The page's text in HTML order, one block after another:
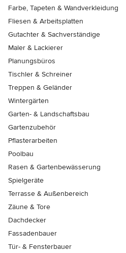
Farbe, Tapeten & Wandverkleidung
Fliesen & Arbeitsplatten
Gutachter & Sachverständige
Maler & Lackierer
Planungsbüros
Tischler & Schreiner
Treppen & Geländer
Wintergärten
Garten- & Landschaftsbau
Gartenzubehör
Pflasterarbeiten
Poolbau
Rasen & Gartenbewässerung
Spielgeräte
Terrasse & Außenbereich
Zäune & Tore
Dachdecker
Fassadenbauer
Tür- & Fensterbauer